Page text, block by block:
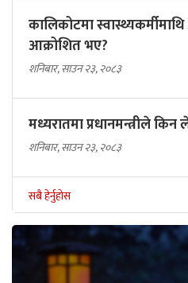
कालिकोटमा
आक्रोशित भए?
शनिबार, साउन २३, २०८३
मध्यरातमा प्रधानमन्त्रीले
शनिबार, साउन २३, २०८३
सबै हेर्नुहोस